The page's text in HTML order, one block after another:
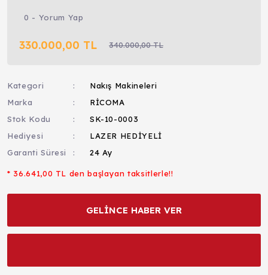
0 - Yorum Yap
330.000,00 TL 340.000,00 TL
Kategori
Nakış Makineleri
Marka
RİCOMA
Stok Kodu
SK-10-0003
Hediyesi
LAZER HEDİYELİ
Garanti Süresi
24 Ay
* 36.641,00 TL den başlayan taksitlerle!!
GELİNCE HABER VER